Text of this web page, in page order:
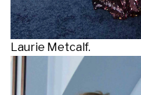
Laurie Metcalf.